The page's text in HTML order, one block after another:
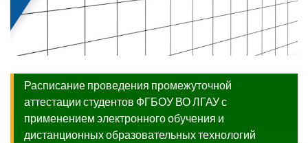
Расписание проведения промежуточной
аттестации студентов ФГБОУ ВО ЛГАУ с
применением электронного обучения и
дистанционных образовательных технологий